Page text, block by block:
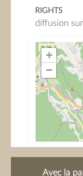
RIGHTS
diffusion
+
−
Avec la